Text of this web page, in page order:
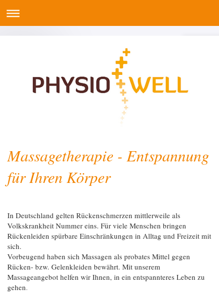
Massagetherapie - Entspannung
für Ihren Körper
In Deutschland gelten Rückenschmerzen mittlerweile als
Volkskrankheit Nummer eins. Für viele Menschen bringen
Rückenleiden spürbare Einschränkungen in Alltag und Freizeit mit
sich.
Vorbeugend haben sich Massagen als probates Mittel gegen
Rücken- bzw. Gelenkleiden bewährt. Mit unserem
Massageangebot helfen wir Ihnen, in ein entspannteres Leben zu
gehen.